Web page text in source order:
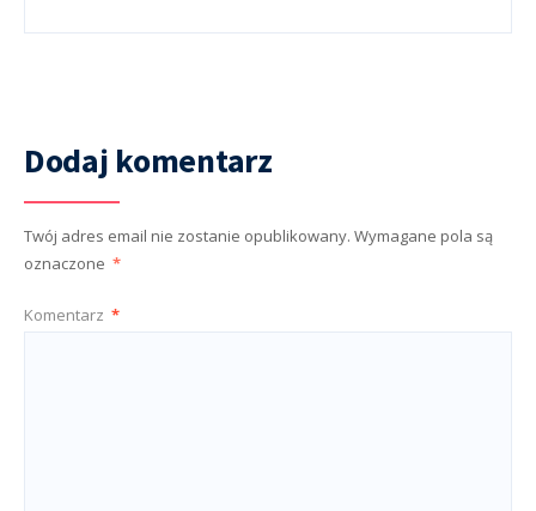
Dodaj komentarz
Twój adres email nie zostanie opublikowany. Wymagane pola są
oznaczone *
Komentarz *